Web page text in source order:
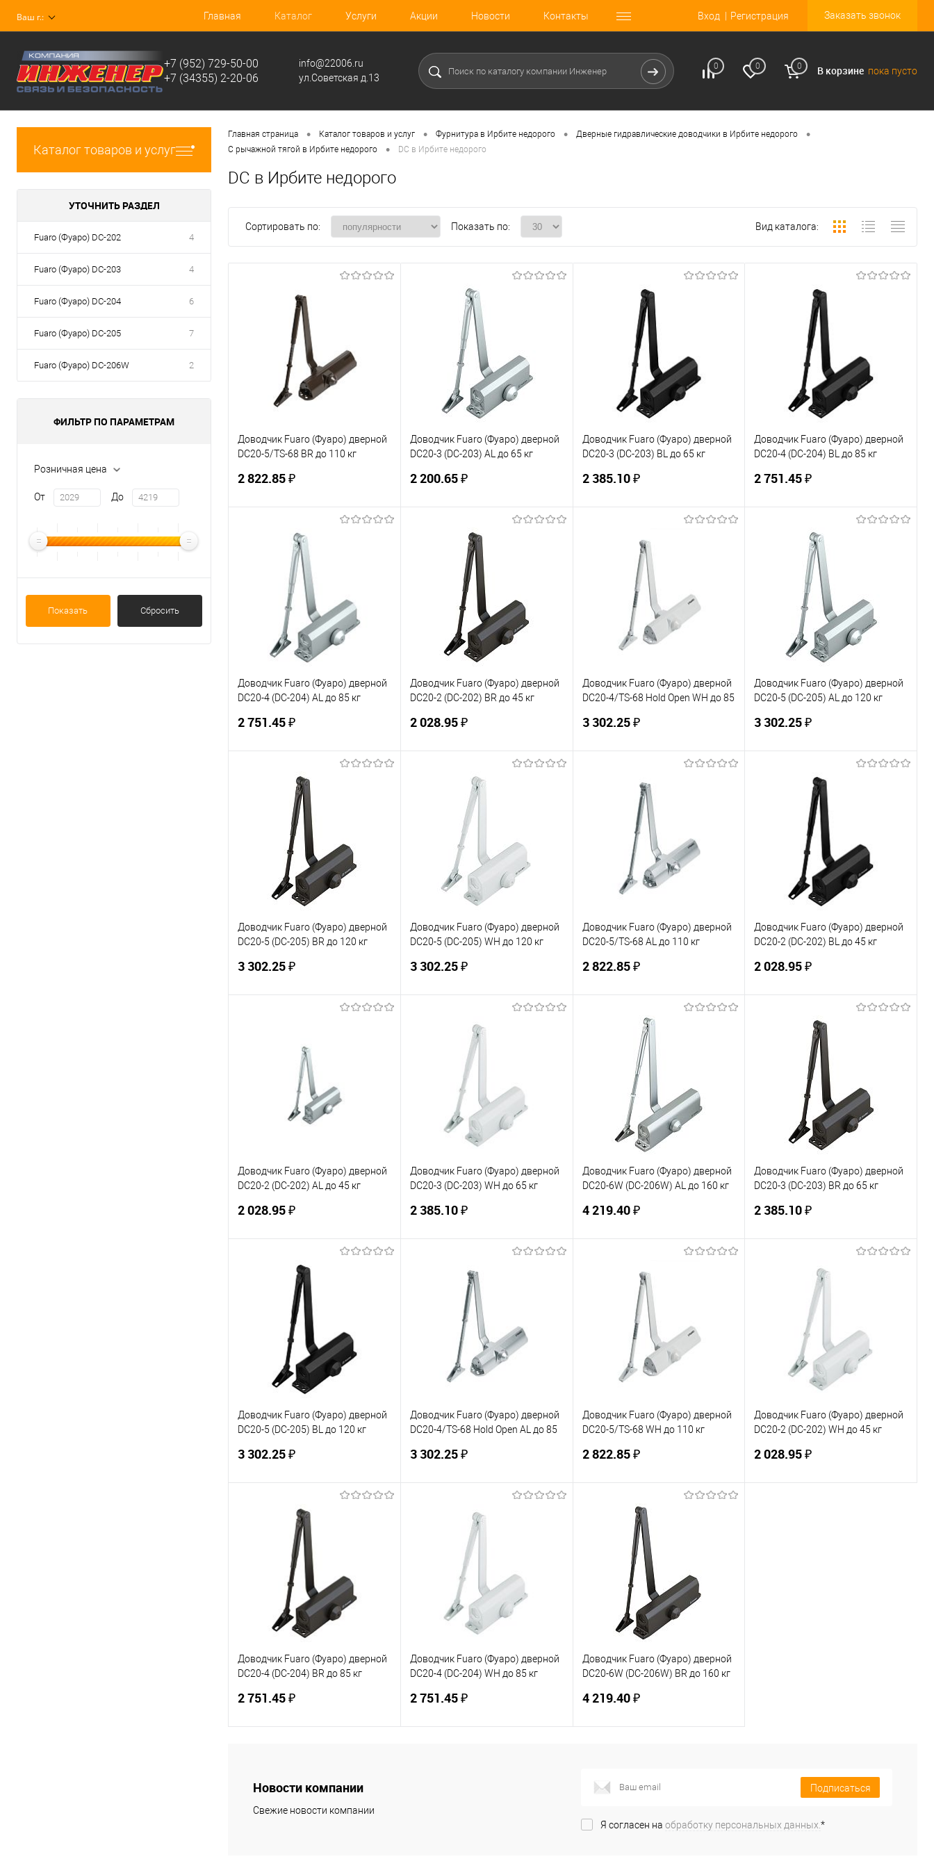
Ваш г.: Главная Каталог Услуги Акции Новости Контакты Вход Регистрация Заказать звонок
+7 (952) 729-50-00
+7 (34355) 2-20-06
info@22006.ru
ул.Советская д.13
0 0 0 В корзине пока пусто
Каталог товаров и услуг
УТОЧНИТЬ РАЗДЕЛ
Fuaro (Фуаро) DC-202 4
Fuaro (Фуаро) DC-203 4
Fuaro (Фуаро) DC-204 6
Fuaro (Фуаро) DC-205 7
Fuaro (Фуаро) DC-206W 2
ФИЛЬТР ПО ПАРАМЕТРАМ
Розничная цена
От До
Показать Сбросить
Главная страница • Каталог товаров и услуг • Фурнитура в Ирбите недорого • Дверные гидравлические доводчики в Ирбите недорого •
С рычажной тягой в Ирбите недорого • DC в Ирбите недорого
DC в Ирбите недорого
Сортировать по: Показать по: Вид каталога:
Доводчик Fuaro (Фуаро) дверной
DC20-5/TS-68 BR до 110 кг
2 822.85 ₽
В корзину
Купить в 1 клик
В избранное
Доводчик Fuaro (Фуаро) дверной
DC20-3 (DC-203) AL до 65 кг
2 200.65 ₽
В корзину
Купить в 1 клик
В избранное
Доводчик Fuaro (Фуаро) дверной
DC20-3 (DC-203) BL до 65 кг
2 385.10 ₽
Купить в 1 клик
В избранное
В наличии
Доводчик Fuaro (Фуаро) дверной
DC20-4 (DC-204) BL до 85 кг
2 751.45 ₽
В корзину
Купить в 1 клик
В избранное
Доводчик Fuaro (Фуаро) дверной
DC20-4 (DC-204) AL до 85 кг
2 751.45 ₽
В корзину
Купить в 1 клик
В избранное
Доводчик Fuaro (Фуаро) дверной
DC20-2 (DC-202) BR до 45 кг
2 028.95 ₽
В корзину
Купить в 1 клик
В избранное
В наличии
Доводчик Fuaro (Фуаро) дверной
DC20-4/TS-68 Hold Open WH до 85
3 302.25 ₽
В корзину
Купить в 1 клик
В избранное
В наличии
Доводчик Fuaro (Фуаро) дверной
DC20-5 (DC-205) AL до 120 кг
3 302.25 ₽
В корзину
Купить в 1 клик
В избранное
Доводчик Fuaro (Фуаро) дверной
DC20-5 (DC-205) BR до 120 кг
3 302.25 ₽
Купить в 1 клик
В избранное
Доводчик Fuaro (Фуаро) дверной
DC20-5 (DC-205) WH до 120 кг
3 302.25 ₽
В корзину
Купить в 1 клик
В избранное
В наличии
Доводчик Fuaro (Фуаро) дверной
DC20-5/TS-68 AL до 110 кг
2 822.85 ₽
В корзину
Купить в 1 клик
В избранное
Доводчик Fuaro (Фуаро) дверной
DC20-2 (DC-202) BL до 45 кг
2 028.95 ₽
В корзину
Купить в 1 клик
В избранное
Доводчик Fuaro (Фуаро) дверной
DC20-2 (DC-202) AL до 45 кг
2 028.95 ₽
В корзину
Купить в 1 клик
В избранное
Доводчик Fuaro (Фуаро) дверной
DC20-3 (DC-203) WH до 65 кг
2 385.10 ₽
В корзину
Купить в 1 клик
В избранное
В наличии
Доводчик Fuaro (Фуаро) дверной
DC20-6W (DC-206W) AL до 160 кг
4 219.40 ₽
Купить в 1 клик
В избранное
В наличии
Доводчик Fuaro (Фуаро) дверной
DC20-3 (DC-203) BR до 65 кг
2 385.10 ₽
В корзину
Купить в 1 клик
В избранное
В наличии
Доводчик Fuaro (Фуаро) дверной
DC20-5 (DC-205) BL до 120 кг
3 302.25 ₽
В корзину
Купить в 1 клик
В избранное
Доводчик Fuaro (Фуаро) дверной
DC20-4/TS-68 Hold Open AL до 85
3 302.25 ₽
В корзину
Купить в 1 клик
В избранное
В наличии
Доводчик Fuaro (Фуаро) дверной
DC20-5/TS-68 WH до 110 кг
2 822.85 ₽
В корзину
Купить в 1 клик
В избранное
В наличии
Доводчик Fuaro (Фуаро) дверной
DC20-2 (DC-202) WH до 45 кг
2 028.95 ₽
Доводчик Fuaro (Фуаро) дверной
DC20-4 (DC-204) BR до 85 кг
2 751.45 ₽
Купить в 1 клик
К сравнению
В избранное
В наличии
Доводчик Fuaro (Фуаро) дверной
DC20-4 (DC-204) WH до 85 кг
2 751.45 ₽
Доводчик Fuaro (Фуаро) дверной
DC20-6W (DC-206W) BR до 160 кг
4 219.40 ₽
Купить в 1 клик
Новости компании
Свежие новости компании
Подписаться
Я согласен на обработку персональных данных.*